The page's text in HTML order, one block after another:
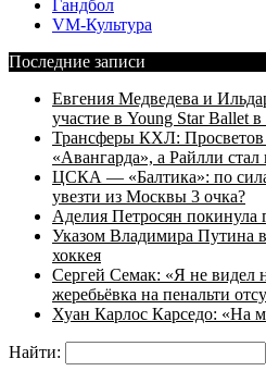
Гандбол
VM-Культура
Последние записи
Евгения Медведева и
участие в Young Star Ballet
Трансферы КХЛ: Просветов
«Авангарда», а Райлли
ЦСКА — «Балтика»: по
увезти из Москвы 3 очка?
Аделия Петросян покинула
Указом Владимира Путина
хоккея
Сергей Семак: «Я не видел
жеребьёвка на пенальти
Хуан Карлос Карседо: «На
Найти: